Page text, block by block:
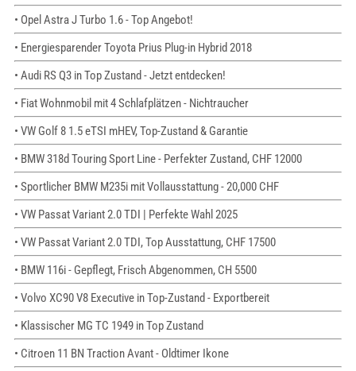
• Opel Astra J Turbo 1.6 - Top Angebot!
• Energiesparender Toyota Prius Plug-in Hybrid 2018
• Audi RS Q3 in Top Zustand - Jetzt entdecken!
• Fiat Wohnmobil mit 4 Schlafplätzen - Nichtraucher
• VW Golf 8 1.5 eTSI mHEV, Top-Zustand & Garantie
• BMW 318d Touring Sport Line - Perfekter Zustand, CHF 12000
• Sportlicher BMW M235i mit Vollausstattung - 20,000 CHF
• VW Passat Variant 2.0 TDI | Perfekte Wahl 2025
• VW Passat Variant 2.0 TDI, Top Ausstattung, CHF 17500
• BMW 116i - Gepflegt, Frisch Abgenommen, CH 5500
• Volvo XC90 V8 Executive in Top-Zustand - Exportbereit
• Klassischer MG TC 1949 in Top Zustand
• Citroen 11 BN Traction Avant - Oldtimer Ikone